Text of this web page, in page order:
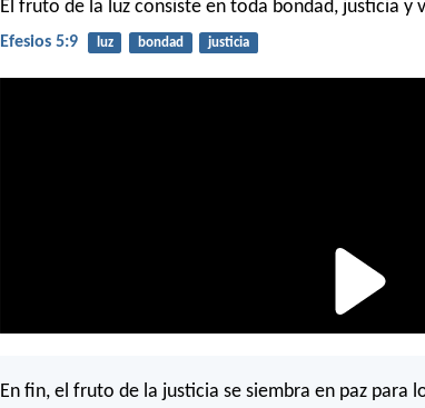
El fruto de la luz consiste en toda bondad, justicia y
Efesios 5:9 luz bondad justicia
En fin, el fruto de la justicia se siembra en paz para